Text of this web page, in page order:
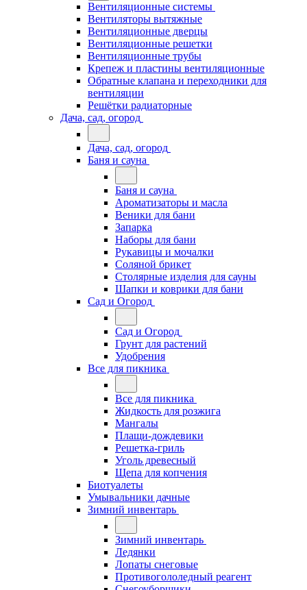
Вентиляционные системы
Вентиляторы вытяжные
Вентиляционные дверцы
Вентиляционные решетки
Вентиляционные трубы
Крепеж и пластины вентиляционные
Обратные клапана и переходники для
вентиляции
Решётки радиаторные
Дача, сад, огород
Дача, сад, огород
Баня и сауна
Баня и сауна
Ароматизаторы и масла
Веники для бани
Запарка
Наборы для бани
Рукавицы и мочалки
Соляной брикет
Столярные изделия для сауны
Шапки и коврики для бани
Сад и Огород
Сад и Огород
Грунт для растений
Удобрения
Все для пикника
Все для пикника
Жидкость для розжига
Мангалы
Плащи-дождевики
Решетка-гриль
Уголь древесный
Щепа для копчения
Биотуалеты
Умывальники дачные
Зимний инвентарь
Зимний инвентарь
Ледянки
Лопаты снеговые
Противогололедный реагент